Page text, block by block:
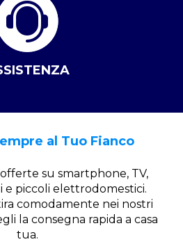
al Tuo Fianco
su smartphone, TV,
e piccoli elettrodomestici.
comodamente nei nostri
la consegna rapida a casa
tua.